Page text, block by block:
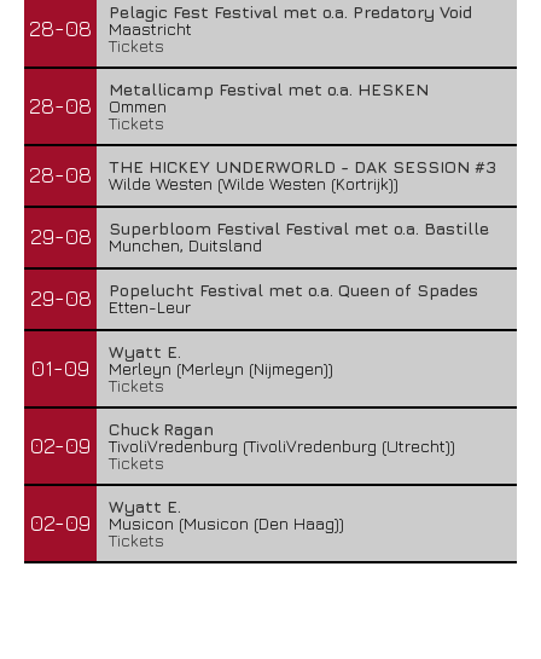
28-08
Pelagic Fest Festival met o.a. Predatory Void
Maastricht
Tickets
28-08
Metallicamp Festival met o.a. HESKEN
Ommen
Tickets
28-08
THE HICKEY UNDERWORLD - DAK SESSION #3
Wilde Westen (Wilde Westen (Kortrijk))
29-08
Superbloom Festival Festival met o.a. Bastille
Munchen, Duitsland
29-08
Popelucht Festival met o.a. Queen of Spades
Etten-Leur
01-09
Wyatt E.
Merleyn (Merleyn (Nijmegen))
Tickets
02-09
Chuck Ragan
TivoliVredenburg (TivoliVredenburg (Utrecht))
Tickets
02-09
Wyatt E.
Musicon (Musicon (Den Haag))
Tickets